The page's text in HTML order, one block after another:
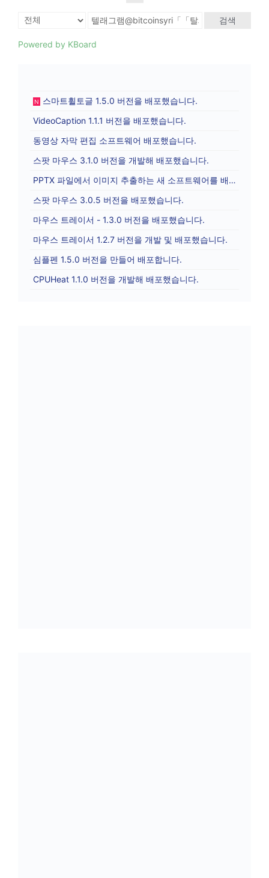
검색
Powered by KBoard
N
스마트휠토글 1.5.0 버전을 배포했습니다.
VideoCaption 1.1.1 버전을 배포했습니다.
동영상 자막 편집 소프트웨어 배포했습니다.
스팟 마우스 3.1.0 버전을 개발해 배포했습니다.
PPTX 파일에서 이미지 추출하는 새 소프트웨어를 배포합니다.
스팟 마우스 3.0.5 버전을 배포했습니다.
마우스 트레이서 - 1.3.0 버전을 배포했습니다.
마우스 트레이서 1.2.7 버전을 개발 및 배포했습니다.
심플펜 1.5.0 버전을 만들어 배포합니다.
CPUHeat 1.1.0 버전을 개발해 배포했습니다.